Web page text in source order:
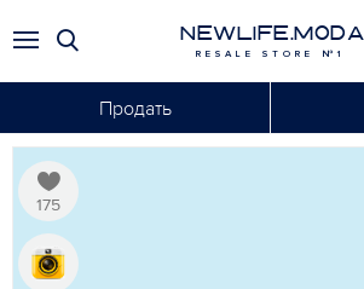
NEWLIFE.MODA
RESALE STORE №1
Продать
175